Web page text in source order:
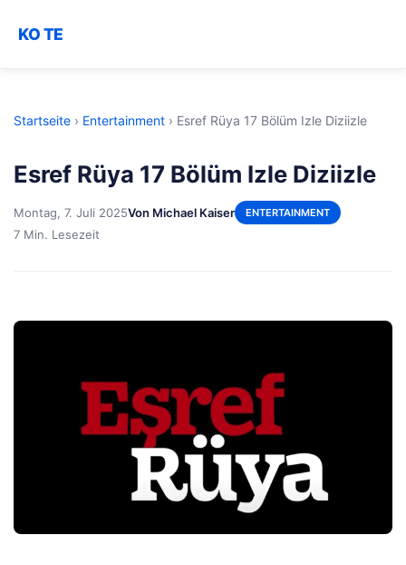
KO TE
Startseite › Entertainment › Esref Rüya 17 Bölüm Izle Diziizle
Esref Rüya 17 Bölüm Izle Diziizle
Montag, 7. Juli 2025Von Michael Kaiser ENTERTAINMENT
7 Min. Lesezeit